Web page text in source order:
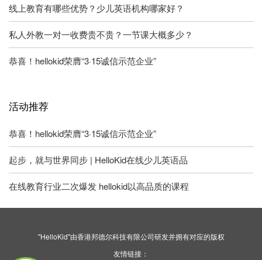
线上教育有哪些优势？少儿英语机构哪家好？
私人外教一对一收费贵不贵？一节课大概多少？
恭喜！hellokid荣膺“3·15诚信示范企业”
活动推荐
恭喜！hellokid荣膺“3·15诚信示范企业”
起步，就与世界同步 | HelloKid在线少儿英语品
在线教育行业二次爆发 hellokid以高品质的课程
"HelloKid"由香港邦德尔科技有限公司研发并拥有对应的版权
友情链接：